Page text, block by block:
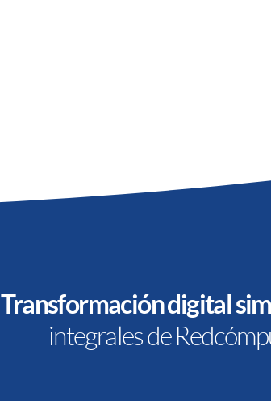
Transformación digital
integrales de